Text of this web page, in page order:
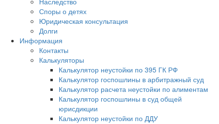
Споры о детях
Юридическая консультация
Долги
Информация
Контакты
Калькуляторы
Калькулятор неустойки по 395 ГК РФ
Калькулятор госпошлины в арбитражный суд
Калькулятор расчета неустойки по алиментам
Калькулятор госпошлины в суд общей
юрисдикции
Калькулятор неустойки по ДДУ